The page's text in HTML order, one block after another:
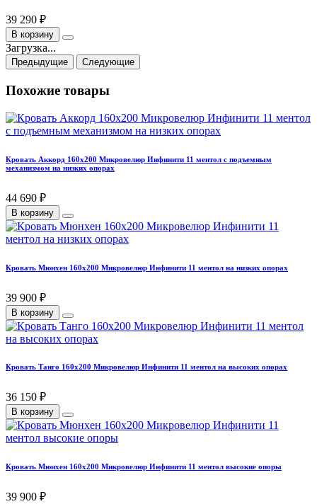
39 290 ₽
В корзину
Загрузка...
Предыдущие Следующие
Похожие товары
Кровать Аккорд 160х200 Микровелюр Инфинити 11 ментол с подъемным
механизмом на низких опорах
44 690 ₽
В корзину
Кровать Мюнхен 160х200 Микровелюр Инфинити 11 ментол на низких опорах
39 900 ₽
В корзину
Кровать Танго 160х200 Микровелюр Инфинити 11 ментол на высоких опорах
36 150 ₽
В корзину
Кровать Мюнхен 160х200 Микровелюр Инфинити 11 ментол высокие опоры
39 900 ₽